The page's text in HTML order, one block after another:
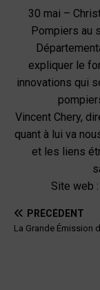
30 mai –
Pompiers au
expliquer le
innovations qui
Vincent Chery,
quant à lui va
et les liens
Site web
PRÉCÉDENT
La Grande Émission